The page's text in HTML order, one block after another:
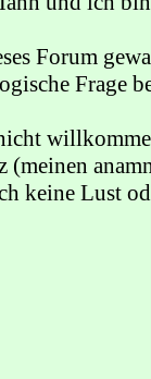
Forum
Frage
(meinen
keine Lust